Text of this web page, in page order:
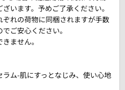
います。予めご了承ください。
れの荷物に同梱されますが手数
ご安心ください。
ません。
ム-肌にすっとなじみ、使い心地